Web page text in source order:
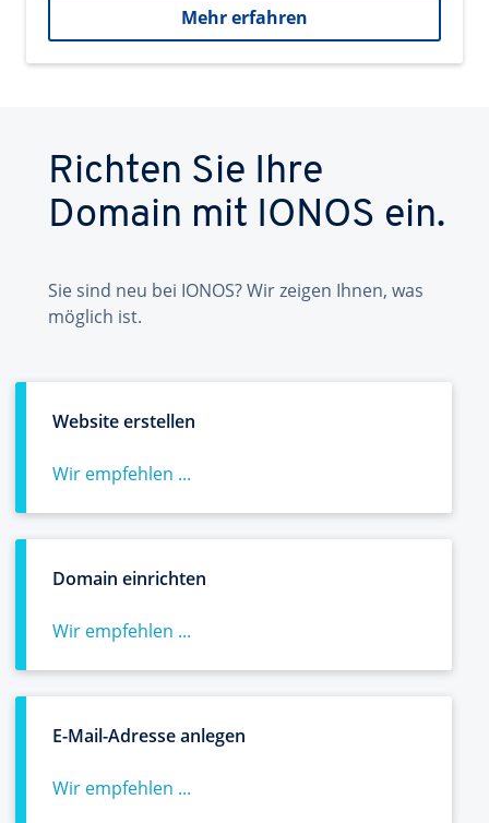
Mehr erfahren
Richten Sie Ihre
Domain mit IONOS ein.
Sie sind neu bei IONOS? Wir zeigen Ihnen, was
möglich ist.
Website erstellen
Wir empfehlen ...
Domain einrichten
Wir empfehlen ...
E-Mail-Adresse anlegen
Wir empfehlen ...